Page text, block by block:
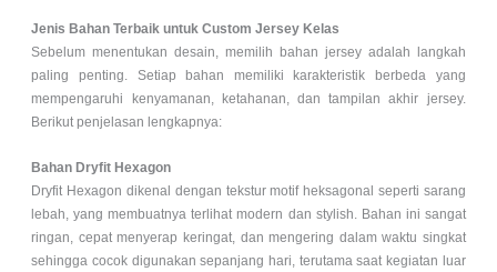
Jenis Bahan Terbaik untuk Custom Jersey Kelas
Sebelum menentukan desain, memilih bahan jersey adalah langkah
paling penting. Setiap bahan memiliki karakteristik berbeda yang
mempengaruhi kenyamanan, ketahanan, dan tampilan akhir jersey.
Berikut penjelasan lengkapnya:
Bahan Dryfit Hexagon
Dryfit Hexagon dikenal dengan tekstur motif heksagonal seperti sarang
lebah, yang membuatnya terlihat modern dan stylish. Bahan ini sangat
ringan, cepat menyerap keringat, dan mengering dalam waktu singkat
sehingga cocok digunakan sepanjang hari, terutama saat kegiatan luar